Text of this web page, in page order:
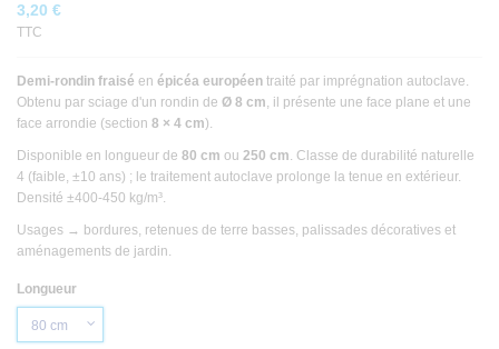
3,20 €
TTC
Demi-rondin fraisé en épicéa européen traité par imprégnation autoclave.
Obtenu par sciage d'un rondin de Ø 8 cm, il présente une face plane et une
face arrondie (section 8 × 4 cm).
Disponible en longueur de 80 cm ou 250 cm. Classe de durabilité naturelle
4 (faible, ±10 ans) ; le traitement autoclave prolonge la tenue en extérieur.
Densité ±400-450 kg/m³.
Usages → bordures, retenues de terre basses, palissades décoratives et
aménagements de jardin.
Longueur